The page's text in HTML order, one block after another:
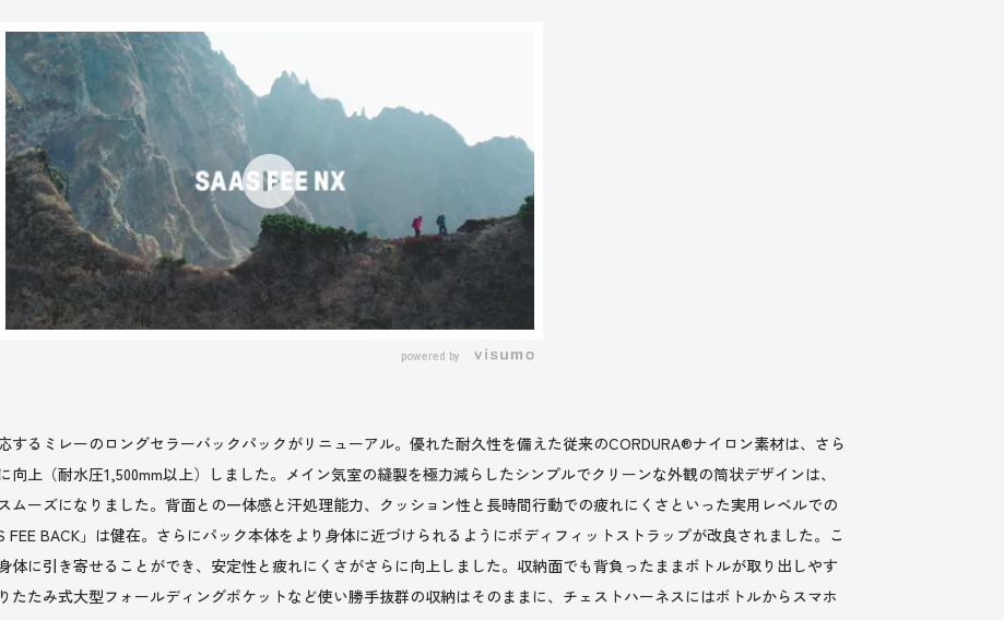
powered by
するミレーのロングセラーバックパックがリニューアル。優れた耐久性を備えた従来のCORDURA®ナイロン素材は、さら
上（耐水圧1,500mm以上）しました。メイン気室の縫製を極力減らしたシンプルでクリーンな外観の筒状デザインは、
ムーズになりました。背面との一体感と汗処理能力、クッション性と長時間行動での疲れにくさといった実用レベルでの
BACK」は健在。さらにパック本体をより身体に近づけられるようにボディフィットストラップが改良されました。こ
体に引き寄せることができ、安定性と疲れにくさがさらに向上しました。収納面でも背負ったままボトルが取り出しやす
たたみ式大型フォールディングポケットなど使い勝手抜群の収納はそのままに、チェストハーネスにはボトルからスマホ